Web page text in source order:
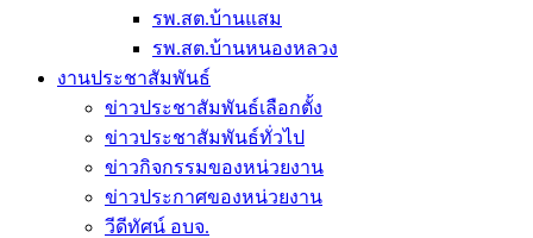
รพ.สต.บ้านแสม
รพ.สต.บ้านหนองหลวง
งานประชาสัมพันธ์
ข่าวประชาสัมพันธ์เลือกตั้ง
ข่าวประชาสัมพันธ์ทั่วไป
ข่าวกิจกรรมของหน่วยงาน
ข่าวประกาศของหน่วยงาน
วีดีทัศน์ อบจ.